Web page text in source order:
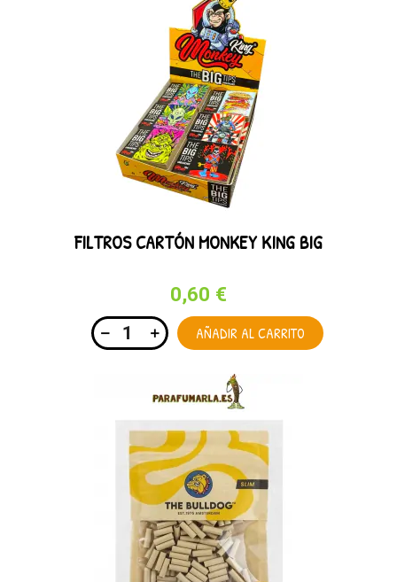
FILTROS CARTÓN MONKEY KING BIG
0,60 €
AÑADIR AL CARRITO